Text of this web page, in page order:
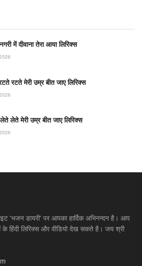
में दीवाना तेरा आया लिरिक्स
रटते मेरी उम्र बीत जाए लिरिक्स
लेते लेते मेरी उम्र बीत जाए लिरिक्स
'भजन डायरी' पर आपका हार्दिक अभिनन्दन है। आप
हिंदी लिरिक्स और वीडियो देख सकते है। जय श्री